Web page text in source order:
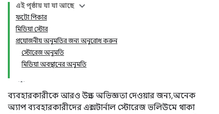
এই পৃষ্ঠায় যা যা আছে
ফটো পিকার
মিডিয়া স্টোর
প্রয়োজনীয় অনুমতির জন্য অনুরোধ করুন
স্টোরেজ অনুমতি
মিডিয়া অবস্থানের অনুমতি
ব্যবহারকারীকে আরও উন্নত অভিজ্ঞতা দেওয়ার জন্য, অনেক
অ্যাপ ব্যবহারকারীদের এক্সটার্নাল স্টোরেজ ভলিউমে থাকা